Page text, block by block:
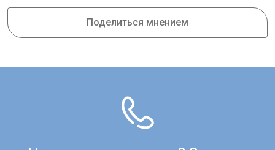
Поделиться мнением